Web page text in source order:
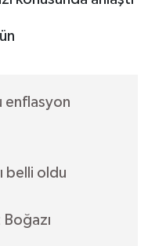
enflasyon
belli oldu